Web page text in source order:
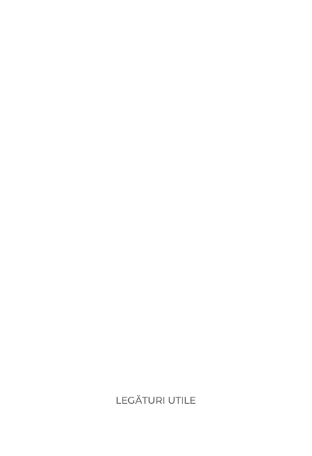
LEGĂTURI UTILE